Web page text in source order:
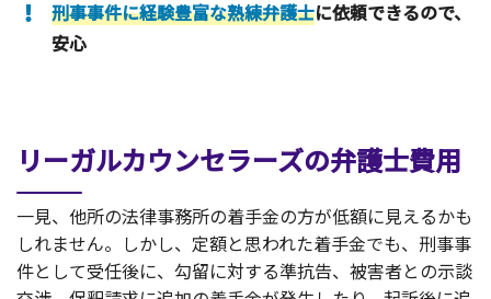
刑事事件に経験豊富な熟練弁護士に依頼できるので、
安心
リーガルカウンセラーズの弁護士費用
一見、他所の法律事務所の着手金の方が低額に見えるかも
しれません。しかし、定額と思われた着手金でも、刑事事
件として受任後に、勾留に対する準抗告、被害者との示談